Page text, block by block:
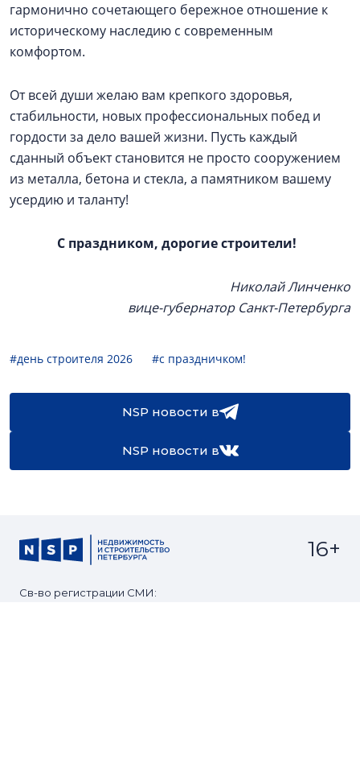
гармонично сочетающего бережное отношение к
историческому наследию с современным
комфортом.
От всей души желаю вам крепкого здоровья,
стабильности, новых профессиональных побед и
гордости за дело вашей жизни. Пусть каждый
сданный объект становится не просто сооружением
из металла, бетона и стекла, а памятником вашему
усердию и таланту!
С праздником, дорогие строители!
Николай Линченко
вице-губернатор Санкт-Петербурга
#день строителя 2026 #с праздничком!
NSP новости в
NSP новости в
Св-во регистрации СМИ:
16+